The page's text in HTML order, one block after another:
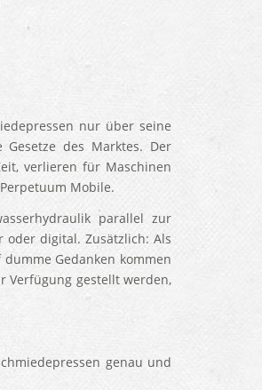
nur über seine
des Marktes. Der
verlieren für Maschinen
Mobile.
parallel zur
digital. Zusätzlich: Als
Gedanken kommen
Verfügung gestellt werden,
genau und